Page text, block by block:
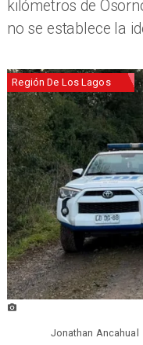
kilómetros de
no se establece la
Región De Los Lagos
Jonathan Ancahual